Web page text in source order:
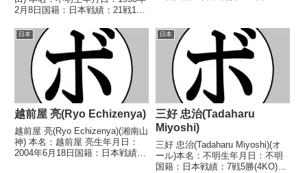
2月8日国籍：日本戦績：21戦10
1974年度中日本フライ級新人
王 【戦歴】■1974年度中日本フ
ライ級新人王予選197...
王 【戦歴】2004/09/20 ○4R判
定 3-0(3...
日本
越前屋 亮(Ryo Echizenya)
越前屋 亮(Ryo Echizenya)(湘南山
神) 本名：越前屋 亮生年月日：
2004年6月18日国籍：日本戦績：
日本
三好 忠治(Tadaharu
Miyoshi)
三好 忠治(Tadaharu Miyoshi)(オ
ール)本名：不明生年月日：不明
国籍：日本戦績：7戦5勝(4KO)2